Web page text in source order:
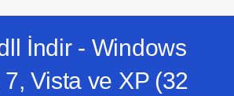
İndir - Windows
Vista ve XP (32